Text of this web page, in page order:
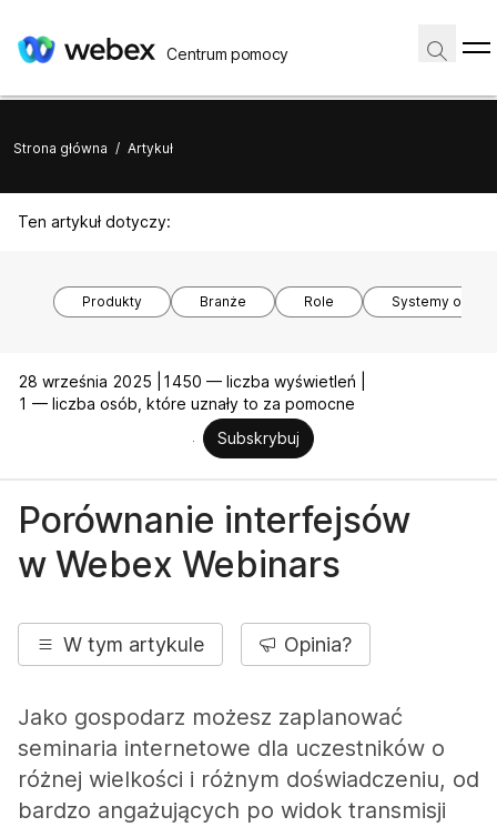
Centrum pomocy
Strona główna / Artykuł
Ten artykuł dotyczy:
Produkty Branże Role Systemy
28 września 2025 |
1450 — liczba wyświetleń |
1 — liczba osób, które uznały to za pomocne
Subskrybuj
Porównanie interfejsów
w Webex Webinars
W tym artykule Opinia?
Jako gospodarz możesz zaplanować
seminaria internetowe dla uczestników o
różnej wielkości i różnym doświadczeniu, od
bardzo angażujących po widok transmisji